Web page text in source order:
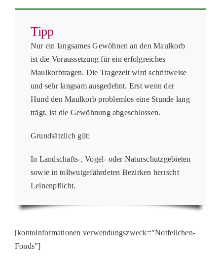
Tipp
Nur ein langsames Gewöhnen an den Maulkorb
ist die Voraussetzung für ein erfolgreiches
Maulkorbtragen. Die Tragezeit wird schrittweise
und sehr langsam ausgedehnt. Erst wenn der
Hund den Maulkorb problemlos eine Stunde lang
trägt, ist die Gewöhnung abgeschlossen.
Grundsätzlich gilt:
In Landschafts-, Vogel- oder Naturschutzgebieten
sowie in tollwutgefährdeten Bezirken herrscht
Leinenpflicht.
[kontoinformationen verwendungszweck="Notfellchen-
Fonds"]